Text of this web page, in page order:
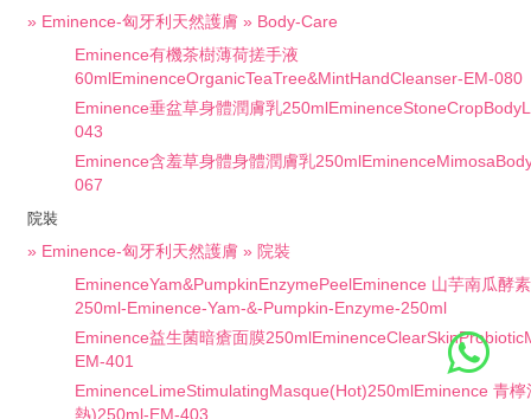
» Eminence-匈牙利天然護膚 » Body-Care
Eminence有機茶樹薄荷搓手液
60mlEminenceOrganicTeaTree&MintHandCleanser-EM-080
Eminence垂盆草身體潤膚乳
043
Eminence含羞草身體身體潤膚乳
067
院裝
» Eminence-匈牙利天然護膚 » 院裝
EminenceYam&PumpkinEnzymePeelEminence 山芋南瓜酵
250ml-Eminence-Yam-&-Pumpkin-Enzyme-250ml
Eminence益生菌暗瘡面膜
EM-401
EminenceLimeStimulatingMasque(Hot)250mlEminence 青檸
熱)250ml-EM-403